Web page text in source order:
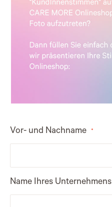
Vor- und Nachname
Name Ihres Unternehmens